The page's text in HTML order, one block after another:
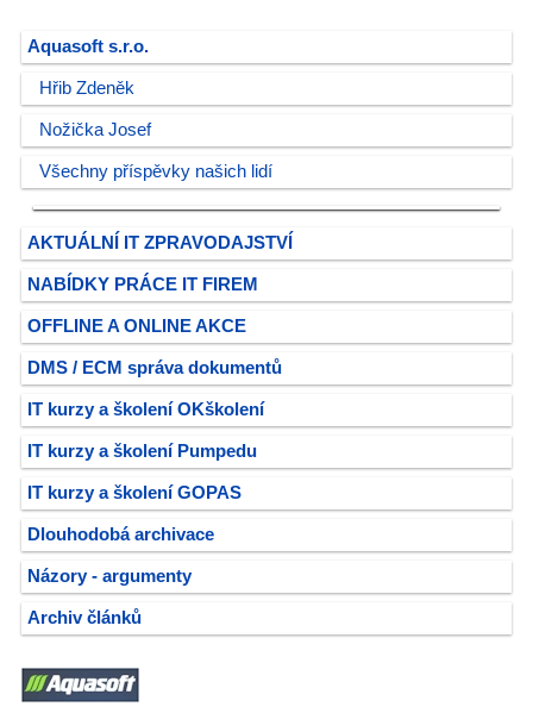
Aquasoft s.r.o.
Hřib Zdeněk
Nožička Josef
Všechny příspěvky našich lidí
AKTUÁLNÍ IT ZPRAVODAJSTVÍ
NABÍDKY PRÁCE IT FIREM
OFFLINE A ONLINE AKCE
DMS / ECM správa dokumentů
IT kurzy a školení OKškolení
IT kurzy a školení Pumpedu
IT kurzy a školení GOPAS
Dlouhodobá archivace
Názory - argumenty
Archiv článků